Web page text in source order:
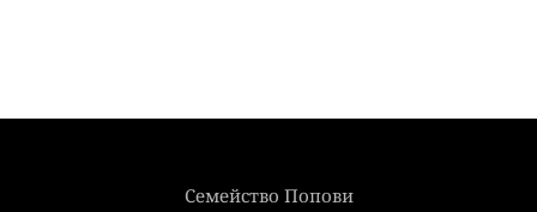
Семейство Попови